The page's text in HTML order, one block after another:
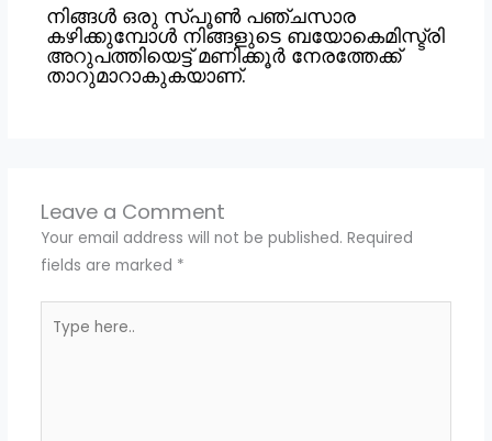
നിങ്ങൾ ഒരു സ്പൂൺ പഞ്ചസാര
കഴിക്കുമ്പോൾ നിങ്ങളുടെ ബയോകെമിസ്ട്രി
അറുപത്തിയെട്ട് മണിക്കൂർ നേരത്തേക്ക്
താറുമാറാകുകയാണ്.
Leave a Comment
Your email address will not be published. Required
fields are marked *
here..